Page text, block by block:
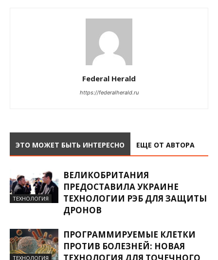
Federal Herald
https://federalherald.ru
ЭТО МОЖЕТ БЫТЬ ИНТЕРЕСНО ЕЩЕ ОТ АВТОРА
ТЕХНОЛОГИЯ
ВЕЛИКОБРИТАНИЯ
ПРЕДОСТАВИЛА УКРАИНЕ
ТЕХНОЛОГИИ РЭБ ДЛЯ ЗАЩИТЫ
ДРОНОВ
ТЕХНОЛОГИЯ
ПРОГРАММИРУЕМЫЕ КЛЕТКИ
ПРОТИВ БОЛЕЗНЕЙ: НОВАЯ